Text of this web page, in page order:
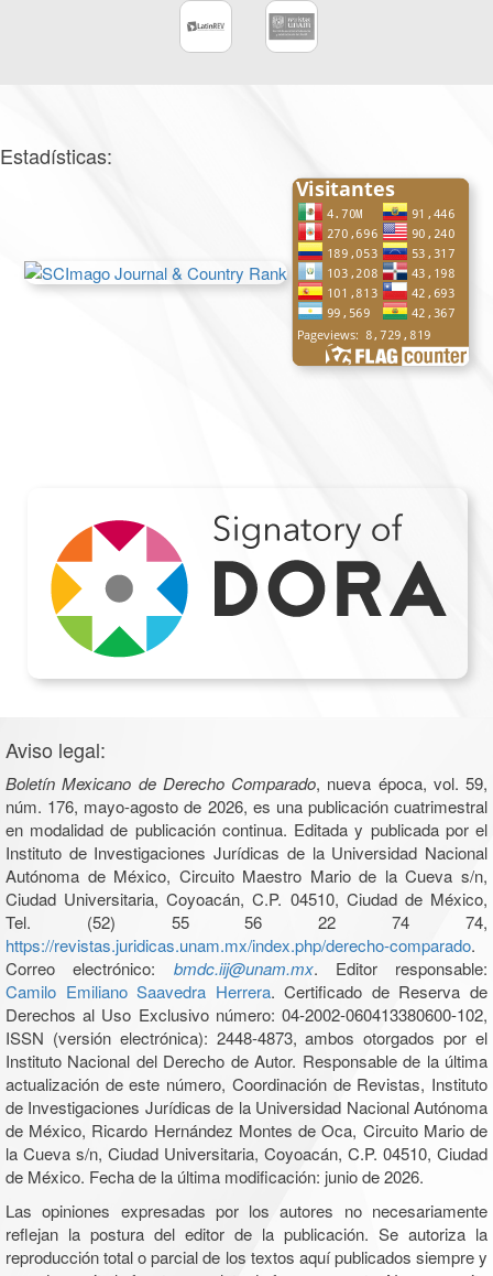
Estadísticas:
Aviso legal:
Boletín Mexicano de Derecho Comparado, nueva época, vol. 59,
núm. 176, mayo-agosto de 2026, es una publicación cuatrimestral
en modalidad de publicación continua. Editada y publicada por el
Instituto de Investigaciones Jurídicas de la Universidad Nacional
Autónoma de México, Circuito Maestro Mario de la Cueva s/n,
Ciudad Universitaria, Coyoacán, C.P. 04510, Ciudad de México,
Tel. (52) 55 56 22 74 74,
https://revistas.juridicas.unam.mx/index.php/derecho-comparado.
Correo electrónico: bmdc.iij@unam.mx. Editor responsable:
Camilo Emiliano Saavedra Herrera. Certificado de Reserva de
Derechos al Uso Exclusivo número: 04-2002-060413380600-102,
ISSN (versión electrónica): 2448-4873, ambos otorgados por el
Instituto Nacional del Derecho de Autor. Responsable de la última
actualización de este número, Coordinación de Revistas, Instituto
de Investigaciones Jurídicas de la Universidad Nacional Autónoma
de México, Ricardo Hernández Montes de Oca, Circuito Mario de
la Cueva s/n, Ciudad Universitaria, Coyoacán, C.P. 04510, Ciudad
de México. Fecha de la última modificación: junio de 2026.
Las opiniones expresadas por los autores no necesariamente
reflejan la postura del editor de la publicación. Se autoriza la
reproducción total o parcial de los textos aquí publicados siempre y